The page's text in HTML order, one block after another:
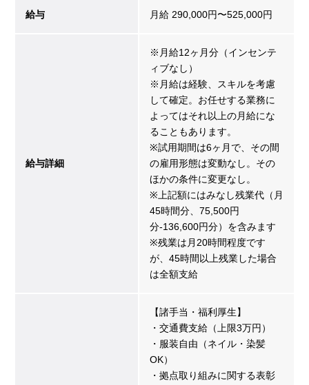
給与 月給 290,000円〜525,000円
給与詳細
※月給12ヶ月分（インセンテ
ィブなし）
※月給は経験、スキルを考慮
して確定。お任せする業務に
よってはそれ以上の月給にな
ることもあります。
※試用期間は6ヶ月で、その間
の雇用形態は変動なし。その
ほかの条件に変更なし。
※上記額にはみなし残業代（月
45時間分、75,500円
分-136,600円分）を含みます
※残業は月20時間程度です
が、45時間以上残業した場合
は全額支給
【諸手当・福利厚生】
・交通費支給（上限3万円）
・服装自由（ネイル・染髪
OK）
・拠点取り組みに関する表彰